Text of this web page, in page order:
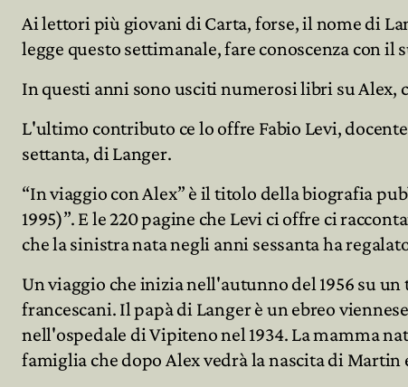
Partecipa
Ai lettori più giovani di Carta, forse, il nome di
legge questo settimanale, fare conoscenza con il
In questi anni sono usciti numerosi libri su Alex,
L'ultimo contributo ce lo offre Fabio Levi,
settanta, di Langer.
“In viaggio con Alex” è il titolo della biografia
1995)”. E le 220 pagine che Levi ci offre ci
che la sinistra nata negli anni sessanta ha
Un viaggio che inizia nell'autunno del 1956 su
francescani. Il papà di Langer è un ebreo
nell'ospedale di Vipiteno nel 1934. La mamma
famiglia che dopo Alex vedrà la nascita di Martin